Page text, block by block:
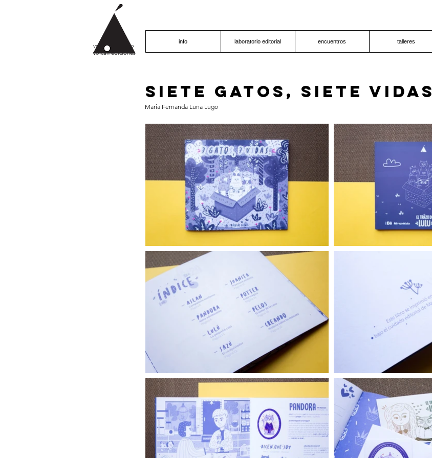
info laboratorio editorial encuentros talleres
Siete gatos, siete vidas
Maria Fernanda Luna Lugo
volcán proyecto
volcán ediciones